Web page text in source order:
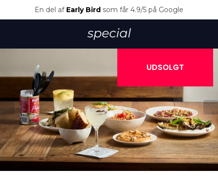
En del af Early Bird som får 4.9/5 på Google
UDSOLGT